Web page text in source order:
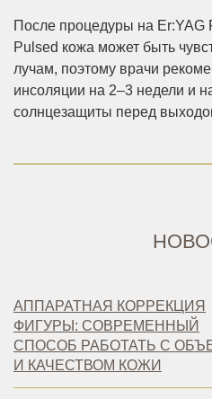
После процедуры на Er:YAG
Pulsed кожа может быть
лучам, поэтому врачи
инсоляции на 2–3 недели и
солнцезащиты перед
АППАРАТНАЯ КОРРЕКЦИЯ
ФИГУРЫ: СОВРЕМЕННЫЙ
СПОСОБ РАБОТАТЬ С
И КАЧЕСТВОМ КОЖИ